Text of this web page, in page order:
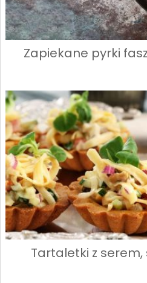
Zapiekane pyrki
Tartaletki z